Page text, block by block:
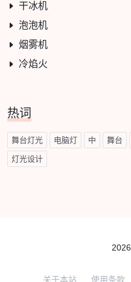
干冰机
泡泡机
烟雾机
冷焰火
热词
舞台灯光 电脑灯 中 舞台
灯光设计
2026
关于本站 使用条款